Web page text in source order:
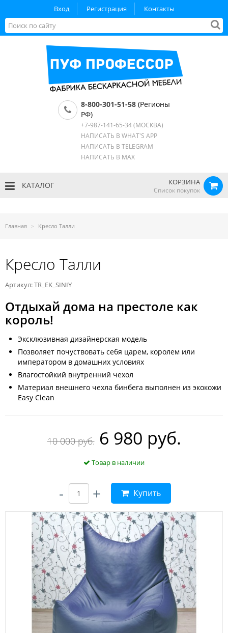
Вход Регистрация Контакты
8-800-301-51-58 (Регионы
РФ)
+7-987-141-65-34(МОСКВА)
НАПИСАТЬ В WHAT'S APP
НАПИСАТЬ В TELEGRAM
НАПИСАТЬ В MAX
КОРЗИНА
Список покупок
КАТАЛОГ
Главная Кресло Талли
Кресло Талли
Артикул: TR_EK_SINIY
Отдыхай дома на престоле как
король!
Эксклюзивная дизайнерская модель
Позволяет почуствовать себя царем, королем или
императором в домашних условиях
Влагостойкий внутренний чехол
Материал внешнего чехла бинбега выполнен из экокожи
Easy Clean
10 000 руб. 6 980 руб.
Товар в наличии
- + Купить